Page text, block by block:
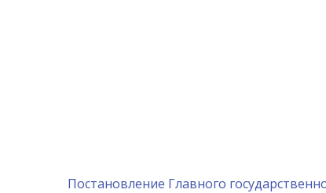
Постановление Главного